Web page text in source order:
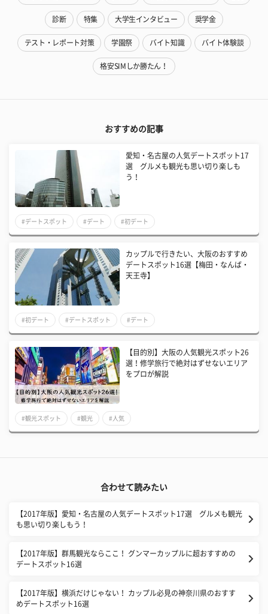
診断 特集 大学生インタビュー 奨学金
テスト・レポート対策 学園祭 バイト知識 バイト体験談
格安SIMしか勝たん！
おすすめの記事
愛知・名古屋の人気デートスポット17
選 グルメも観光も思い切り楽しも
う！
#デートスポット #デート #初デート
カップルで行きたい、大阪のおすすめ
デートスポット16選【梅田・なんば・
天王寺】
#初デート #デートスポット #デート
【目的別】大阪の人気観光スポット26
選！修学旅行で絶対はずせないエリア
をプロが解説
#観光スポット #観光 #人気
合わせて読みたい
【2017年版】愛知・名古屋の人気デートスポット17選 グルメも観光
も思い切り楽しもう！
【2017年版】群馬観光ならここ！ グンマーカップルに超おすすめの
デートスポット16選
【2017年版】横浜だけじゃない！ カップル必見の神奈川県のおすす
めデートスポット16選